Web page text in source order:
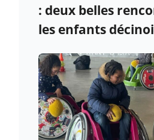
: deux belles
les enfants